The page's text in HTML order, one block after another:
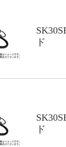
ド
ド